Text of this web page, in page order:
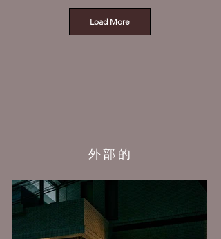
Load More
外部的